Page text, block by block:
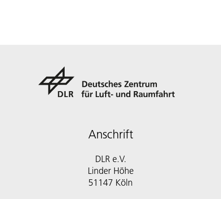
Anschrift
DLR e.V.
Linder Höhe
51147 Köln